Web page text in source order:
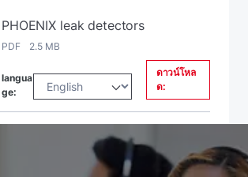
PHOENIX leak detectors
PDF 2.5 MB
langua
ge:
ดาวน์โหล
ด: